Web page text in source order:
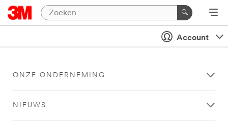
Account
ONZE ONDERNEMING
NIEUWS